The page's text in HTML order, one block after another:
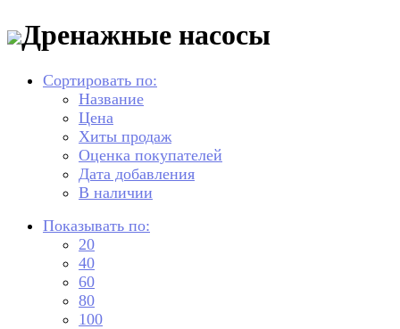
Дренажные насосы
Сортировать по:
Название
Цена
Хиты продаж
Оценка покупателей
Дата добавления
В наличии
Показывать по:
20
40
60
80
100